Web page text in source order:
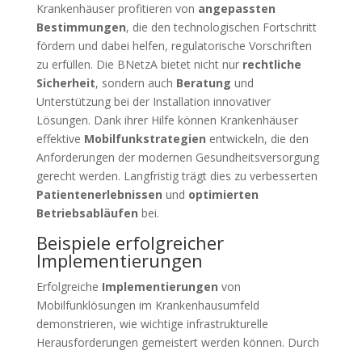
Krankenhäuser profitieren von angepassten
Bestimmungen, die den technologischen Fortschritt
fördern und dabei helfen, regulatorische Vorschriften
zu erfüllen. Die BNetzA bietet nicht nur rechtliche
Sicherheit, sondern auch Beratung und
Unterstützung bei der Installation innovativer
Lösungen. Dank ihrer Hilfe können Krankenhäuser
effektive Mobilfunkstrategien entwickeln, die den
Anforderungen der modernen Gesundheitsversorgung
gerecht werden. Langfristig trägt dies zu verbesserten
Patientenerlebnissen und optimierten
Betriebsabläufen bei.
Beispiele erfolgreicher
Implementierungen
Erfolgreiche Implementierungen von
Mobilfunklösungen im Krankenhausumfeld
demonstrieren, wie wichtige infrastrukturelle
Herausforderungen gemeistert werden können. Durch